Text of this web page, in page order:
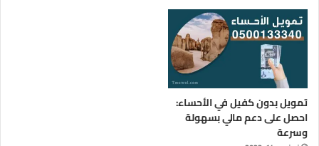
تمويل بدون كفيل في الأحساء:
احصل على دعم مالي بسهولة
وسرعة